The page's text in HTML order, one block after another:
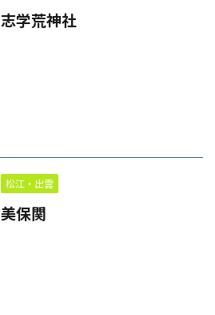
志学荒神社
松江・出雲
美保関